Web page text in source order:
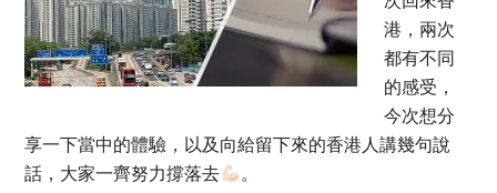
港，兩次
都有不同
的感受，
今次想分
享一下當中的體驗，以及向給留下來的香港人講幾句說
話，大家一齊努力撐落去
。